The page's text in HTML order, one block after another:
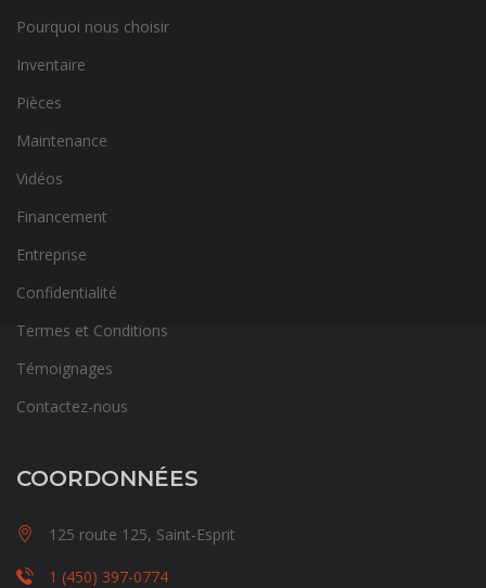
Pourquoi nous choisir
Inventaire
Pièces
Maintenance
Vidéos
Financement
Entreprise
Confidentialité
Termes et Conditions
Témoignages
Contactez-nous
COORDONNÉES
125 route 125, Saint-Esprit
1 (450) 397-0774